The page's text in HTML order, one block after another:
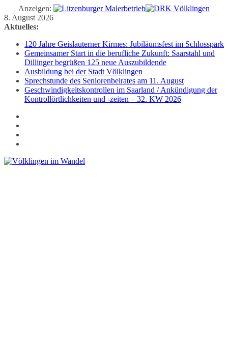
Anzeigen:
Zum
Inhalt
8. August 2026
Aktuelles:
120 Jahre Geislauterner Kirmes: Jubiläumsfest im Schlosspark
Gemeinsamer Start in die berufliche Zukunft: Saarstahl und
Dillinger begrüßen 125 neue Auszubildende
Ausbildung bei der Stadt Völklingen
Sprechstunde des Seniorenbeirates am 11. August
Geschwindigkeitskontrollen im Saarland / Ankündigung der
Kontrollörtlichkeiten und -zeiten – 32. KW 2026